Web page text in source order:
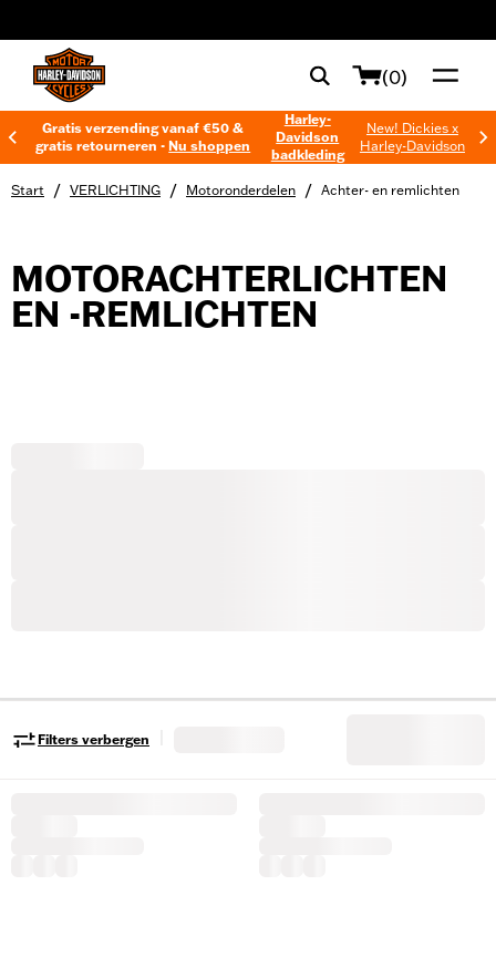
(0)
Gratis verzending vanaf €50 &
gratis retourneren -Nu shoppen
Harley-
Davidson
badkleding
New! Dickies x
Harley-Davidson
Start / VERLICHTING / Motoronderdelen / Achter- en remlichten
MOTORACHTERLICHTEN
EN -REMLICHTEN
Filters verbergen